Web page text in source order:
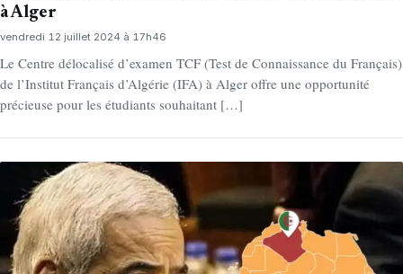
à Alger
vendredi 12 juillet 2024 à 17h46
Le Centre délocalisé d’examen TCF (Test de Connaissance du Français)
de l’Institut Français d’Algérie (IFA) à Alger offre une opportunité
précieuse pour les étudiants souhaitant […]